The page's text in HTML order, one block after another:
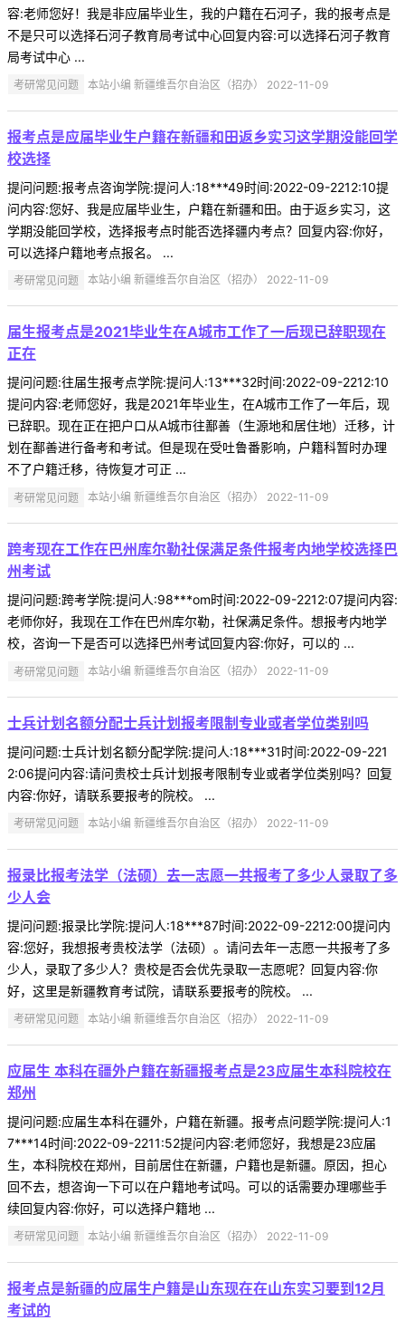
容:老师您好！我是非应届毕业生，我的户籍在石河子，我的报考点是
不是只可以选择石河子教育局考试中心回复内容:可以选择石河子教育
局考试中心 ...
考研常见问题 本站小编 新疆维吾尔自治区（招办） 2022-11-09
报考点是应届毕业生户籍在新疆和田返乡实习这学期没能回学
校选择
提问问题:报考点咨询学院:提问人:18***49时间:2022-09-2212:10提
问内容:您好、我是应届毕业生，户籍在新疆和田。由于返乡实习，这
学期没能回学校，选择报考点时能否选择疆内考点？回复内容:你好，
可以选择户籍地考点报名。 ...
考研常见问题 本站小编 新疆维吾尔自治区（招办） 2022-11-09
届生报考点是2021毕业生在A城市工作了一后现已辞职现在
正在
提问问题:往届生报考点学院:提问人:13***32时间:2022-09-2212:10
提问内容:老师您好，我是2021年毕业生，在A城市工作了一年后，现
已辞职。现在正在把户口从A城市往鄯善（生源地和居住地）迁移，计
划在鄯善进行备考和考试。但是现在受吐鲁番影响，户籍科暂时办理
不了户籍迁移，待恢复才可正 ...
考研常见问题 本站小编 新疆维吾尔自治区（招办） 2022-11-09
跨考现在工作在巴州库尔勒社保满足条件报考内地学校选择巴
州考试
提问问题:跨考学院:提问人:98***om时间:2022-09-2212:07提问内容:
老师你好，我现在工作在巴州库尔勒，社保满足条件。想报考内地学
校，咨询一下是否可以选择巴州考试回复内容:你好，可以的 ...
考研常见问题 本站小编 新疆维吾尔自治区（招办） 2022-11-09
士兵计划名额分配士兵计划报考限制专业或者学位类别吗
提问问题:士兵计划名额分配学院:提问人:18***31时间:2022-09-221
2:06提问内容:请问贵校士兵计划报考限制专业或者学位类别吗？回复
内容:你好，请联系要报考的院校。 ...
考研常见问题 本站小编 新疆维吾尔自治区（招办） 2022-11-09
报录比报考法学（法硕）去一志愿一共报考了多少人录取了多
少人会
提问问题:报录比学院:提问人:18***87时间:2022-09-2212:00提问内
容:您好，我想报考贵校法学（法硕）。请问去年一志愿一共报考了多
少人，录取了多少人？贵校是否会优先录取一志愿呢？回复内容:你
好，这里是新疆教育考试院，请联系要报考的院校。 ...
考研常见问题 本站小编 新疆维吾尔自治区（招办） 2022-11-09
应届生 本科在疆外户籍在新疆报考点是23应届生本科院校在
郑州
提问问题:应届生本科在疆外，户籍在新疆。报考点问题学院:提问人:1
7***14时间:2022-09-2211:52提问内容:老师您好，我想是23应届
生，本科院校在郑州，目前居住在新疆，户籍也是新疆。原因，担心
回不去，想咨询一下可以在户籍地考试吗。可以的话需要办理哪些手
续回复内容:你好，可以选择户籍地 ...
考研常见问题 本站小编 新疆维吾尔自治区（招办） 2022-11-09
报考点是新疆的应届生户籍是山东现在在山东实习要到12月
考试的